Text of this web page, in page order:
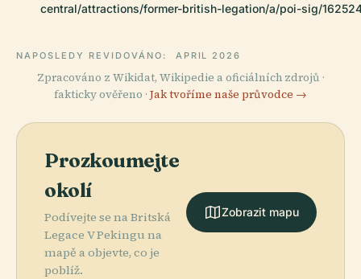
central/attractions/former-british-legation/a/poi-sig/
NAPOSLEDY REVIDOVÁNO: APRIL 2026
Zpracováno z Wikidat, Wikipedie a oficiálních zdrojů ·
fakticky ověřeno · Jak tvoříme naše průvodce →
Prozkoumejte
okolí
Podívejte se na Britská
Legace V Pekingu na
mapě a objevte, co je
poblíž.
Zobrazit mapu